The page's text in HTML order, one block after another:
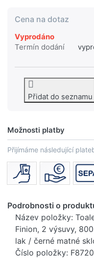
Cena na dotaz
Vyprodáno
Termín dodání
Přidat do seznamu
Možnosti platby
Přijímáme následující
Podrobnosti o
Název položky:
Finion, 2 výsuvy,
lak / černé matné
Číslo položky: